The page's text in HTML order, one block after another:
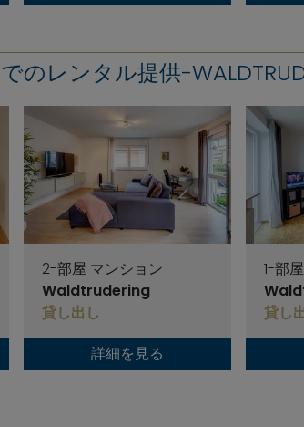
のレンタル提供-
2-部屋 マンション
Waldtrudering
貸し出し
詳細を見る
1-部
貸し